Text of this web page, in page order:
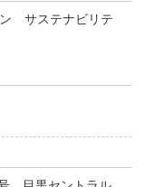
ン サステナビリテ